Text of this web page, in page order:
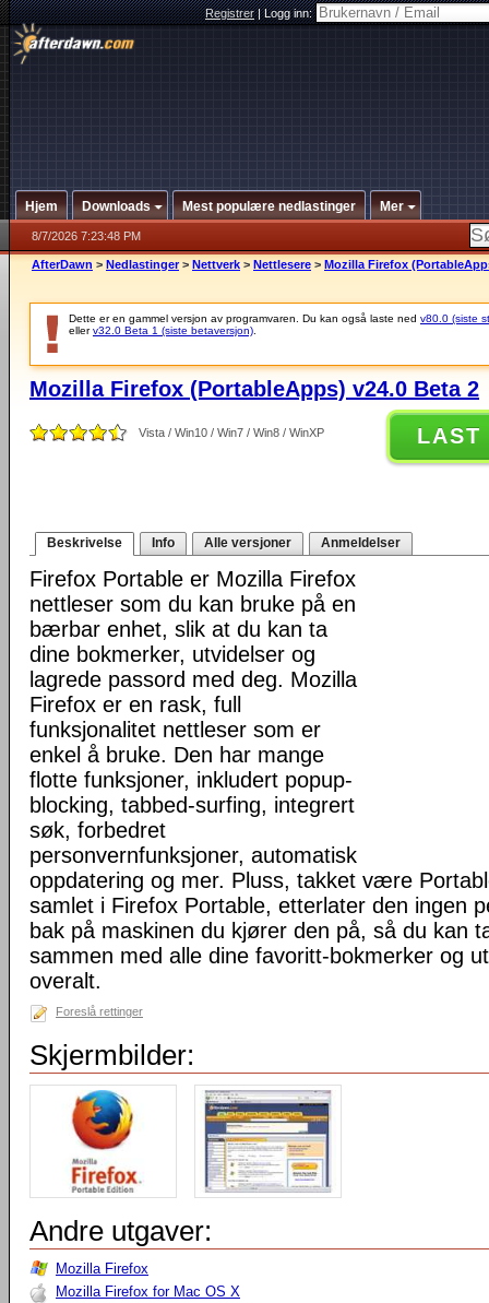
Registrer|Logg inn:
Hjem Downloads Mest populære nedlastinger Mer
8/7/2026 7:23:48 PM
AfterDawn > Nedlastinger > Nettverk > Nettlesere > Mozilla Firefox
Dette er en gammel versjon av programvaren. Du kan også laste ned v80.0 (siste
ellerv32.0 Beta 1 (siste betaversjon)
Mozilla Firefox (PortableApps) v24.0 Beta 2
Vista / Win10 / Win7 / Win8 / WinXP LAST
Beskrivelse Info Alle versjoner Anmeldelser
Firefox Portable er Mozilla Firefox
nettleser som du kan bruke på en
bærbar enhet, slik at du kan ta
dine bokmerker, utvidelser og
lagrede passord med deg. Mozilla
Firefox er en rask, full
funksjonalitet nettleser som er
enkel å bruke. Den har mange
flotte funksjoner, inkludert popup-
blocking, tabbed-surfing, integrert
søk, forbedret
personvernfunksjoner, automatisk
oppdatering og mer. Pluss, takket være
samlet i Firefox Portable, etterlater den ingen
bak på maskinen du kjører den på, så du kan
sammen med alle dine favoritt-bokmerker og
overalt.
Foreslå rettinger
Skjermbilder:
Andre utgaver:
Mozilla Firefox
Mozilla Firefox for Mac OS X